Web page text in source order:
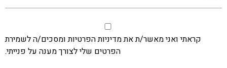
קראתי ואני מאשר/ת את מדיניות הפרטיות ומסכים/ה לשמירת
הפרטים שלי לצורך מענה על פנייתי.